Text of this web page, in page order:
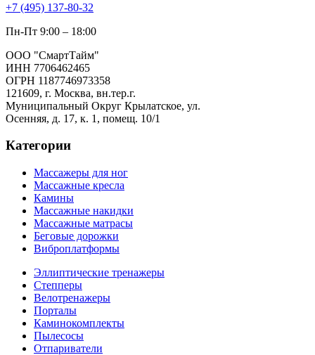
+7 (495) 137-80-32
Пн-Пт 9:00 – 18:00
ООО "СмартТайм"
ИНН 7706462465
ОГРН 1187746973358
121609, г. Москва, вн.тер.г.
Муниципальный Округ Крылатское, ул.
Осенняя, д. 17, к. 1, помещ. 10/1
Категории
Массажеры для ног
Массажные кресла
Камины
Массажные накидки
Массажные матрасы
Беговые дорожки
Виброплатформы
Эллиптические тренажеры
Степперы
Велотренажеры
Порталы
Каминокомплекты
Пылесосы
Отпариватели